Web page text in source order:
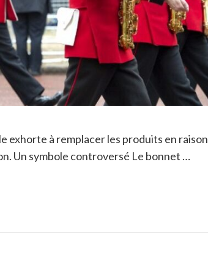
exhorte à remplacer les produits en raison
Un symbole controversé Le bonnet …